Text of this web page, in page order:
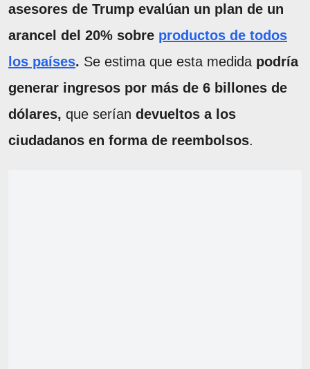
asesores de Trump evalúan un plan de un
arancel del 20% sobre productos de todos
los países. Se estima que esta medida podría
generar ingresos por más de 6 billones de
dólares, que serían devueltos a los
ciudadanos en forma de reembolsos.